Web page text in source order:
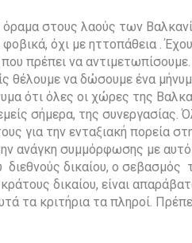
στους λαούς των
όχι με ηττοπάθεια .
πρέπει να
θέλουμε να δώσουμε ένα
ότι όλες οι χώρες της
σήμερα, της συνεργασίας.
για την ενταξιακή πορεία
ανάγκη συμμόρφωσης με
δικαίου, ο σεβασμός
δικαίου, είναι
τα κριτήρια τα πληροί.